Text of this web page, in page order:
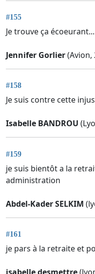
#155
Je trouve ça écoeurant...
Jennifer Gorlier(Avion,
#158
Je suis contre cette
Isabelle BANDROU
#159
je suis bientôt a la
administration
Abdel-Kader SELKIM
#161
je pars à la retraite et